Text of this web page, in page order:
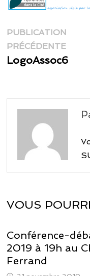
Navigation
de
l’article
PUBLICATION
PRÉCÉDENTE
LogoAssoc6
VOUS
Conférence-
2019 à 19h au
Ferrand